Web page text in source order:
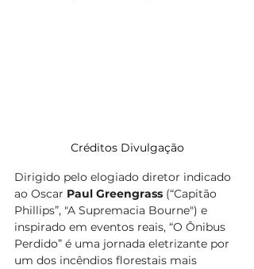
Créditos Divulgação
Dirigido pelo elogiado diretor indicado
ao Oscar Paul Greengrass (“Capitão
Phillips”, "A Supremacia Bourne") e
inspirado em eventos reais, “O Ônibus
Perdido” é uma jornada eletrizante por
um dos incêndios florestais mais